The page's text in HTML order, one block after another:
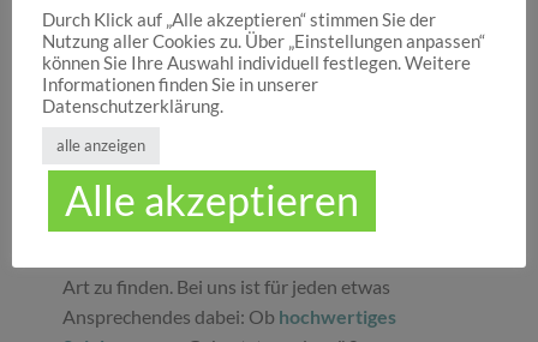
Geschenken , tollenSpielwarenoder
ansprechenderDekorationbist. Wir von
Hocuspocus wissen schöne Dinge stets zu
schätzen und legen daher großen Wert darauf,
dass bei uns Groß und Klein etwas finden, was sie
glücklich macht. Jeder Tag ist ein guter Anlass, um
seinen Liebsten oder sich selbst eine Freude zu
machen. Unser umfassendes Sortiment gibt Ihnen
Art zu finden. Bei uns ist für jeden etwas
Ansprechendes dabei: Ob hochwertiges
Durch Klick auf „Alle akzeptieren“ stimmen Sie der
Nutzung aller Cookies zu. Über „Einstellungen anpassen“
können Sie Ihre Auswahl individuell festlegen. Weitere
Informationen finden Sie in unserer
Datenschutzerklärung.
alle anzeigen
Alle akzeptieren